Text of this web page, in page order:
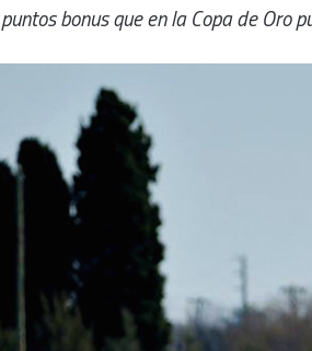
bonus que en la Copa de Oro